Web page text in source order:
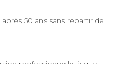
50 ans sans repartir de